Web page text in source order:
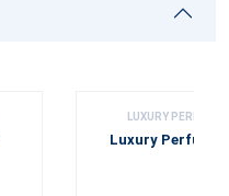
LUXURY
Luxury Perfume